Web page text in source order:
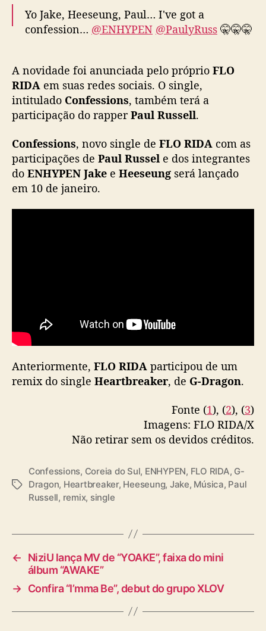
t
a
o
e
m
p
ó
i
m
p
e
r
F
O
R
I
A
Yo Jake, Heeseung, Paul… I've got a
confession… @ENHYPEN @PaulyRuss 🤫🤫🤫
A novidade foi anunciada pelo próprio FLO
RIDA em suas redes sociais. O single,
intitulado Confessions, também terá a
participação do rapperPaul Russell.
Confessions, novo single de FLO RIDA com as
participações de Paul Russel e dos integrantes
do ENHYPEN Jake e Heeseung será lançado
em 10 de janeiro.
Anteriormente, FLO RIDA participou de um
remix do single Heartbreaker, de G-Dragon.
Fonte (1), (2), (3)
Imagens: FLO RIDA/X
Não retirar sem os devidos créditos.
T
Confessions, Coreia do Sul, ENHYPEN, FLO RIDA, G-
Dragon, Heartbreaker, Heeseung, Jake, Música, Paul
Russell, remix, single
←
NiziU lança MV de “YOAKE”, faixa do mini
álbum “AWAKE”
→ Confira “I’mma Be”, debut do grupo XLOV